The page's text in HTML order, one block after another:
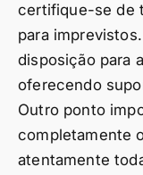
certifique-se de
para
disposição para
oferecendo
Outro ponto
completamente
atentamente